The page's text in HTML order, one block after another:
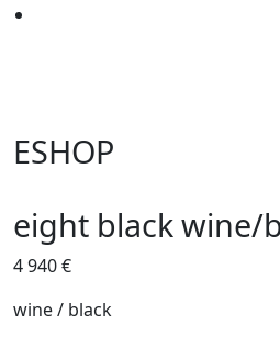
ESHOP
eight black wine/
4 940€
wine / black